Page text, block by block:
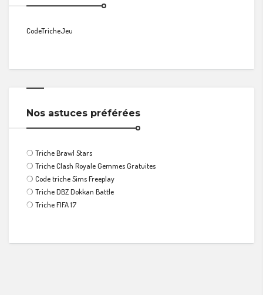
CodeTricheJeu
Nos astuces préférées
❍ Triche Brawl Stars
❍ Triche Clash Royale Gemmes Gratuites
❍ Code triche Sims Freeplay
❍ Triche DBZ Dokkan Battle
❍ Triche FIFA 17